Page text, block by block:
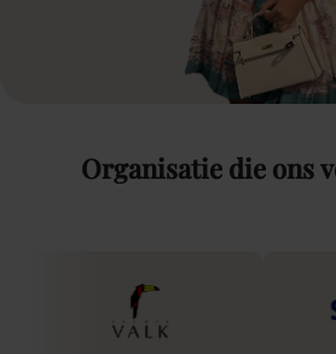
Organisatie die ons